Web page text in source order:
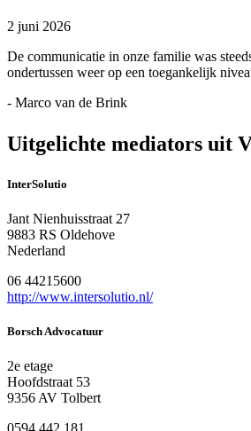
2 juni 2026
De communicatie in onze familie was
ondertussen weer op een toegankelijk
- Marco van de Brink
Uitgelichte mediators uit
InterSolutio
Jant Nienhuisstraat 27
9883 RS Oldehove
Nederland
06 44215600
http://www.intersolutio.nl/
Borsch Advocatuur
2e etage
Hoofdstraat 53
9356 AV Tolbert